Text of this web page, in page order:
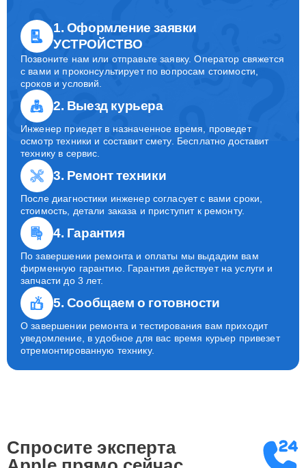
1. Оформление заявки
УСТРОЙСТВО
Позвоните нам или отправьте заявку. Оператор свяжется
с вами и проконсультирует по вопросам стоимости,
сроков и условий.
2. Выезд курьера
Инженер приедет в назначенное время, проведет
осмотр техники и составит смету. Бесплатно доставит
технику в сервис.
3. Ремонт техники
После диагностики инженер согласует с вами сроки,
стоимость, детали заказа и приступит к ремонту.
4. Гарантия
По завершении ремонта и оплаты мы выдадим вам
фирменную гарантию. Гарантия действует на услуги и
запчасти до 3 лет.
5. Сообщаем о готовности
О завершении ремонта и тестирования вам приходит
уведомление, в удобное для вас время курьер привезет
отремонтированную технику.
Спросите эксперта